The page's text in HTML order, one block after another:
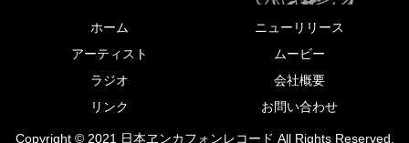
ホーム
ニューリリース
アーティスト
ムービー
ラジオ
会社概要
リンク
お問い合わせ
Copyright © 2021 日本ヱンカフォンレコード All Rights Reserved.